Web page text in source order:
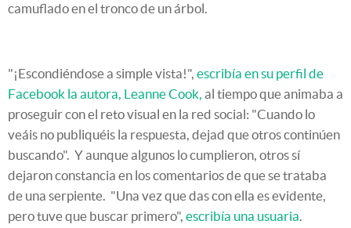
camuflado en el tronco de un árbol.
"¡Escondiéndose a simple vista!", escribía en su perfil de
Facebook la autora, Leanne Cook, al tiempo que animaba a
proseguir con el reto visual en la red social: "Cuando lo
veáis no publiquéis la respuesta, dejad que otros continúen
buscando". Y aunque algunos lo cumplieron, otros sí
dejaron constancia en los comentarios de que se trataba
de una serpiente. "Una vez que das con ella es evidente,
pero tuve que buscar primero", escribía una usuaria.